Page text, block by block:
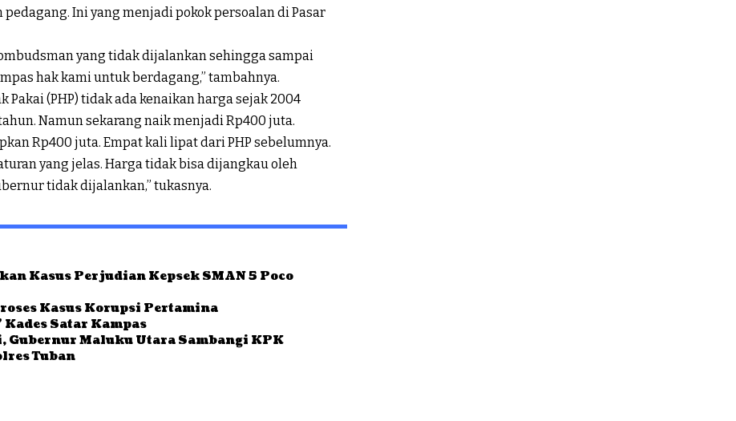
Ini yang menjadi pokok persoalan di Pasar
yang tidak dijalankan sehingga sampai
hak kami untuk berdagang,” tambahnya.
Pakai (PHP) tidak ada kenaikan harga sejak 2004
Namun sekarang naik menjadi Rp400 juta.
Rp400 juta. Empat kali lipat dari PHP sebelumnya.
yang jelas. Harga tidak bisa dijangkau oleh
tidak dijalankan,” tukasnya.
Kasus Perjudian Kepsek SMAN 5 Poco
Kasus Korupsi Pertamina
Satar Kampas
Gubernur Maluku Utara Sambangi KPK
Tuban